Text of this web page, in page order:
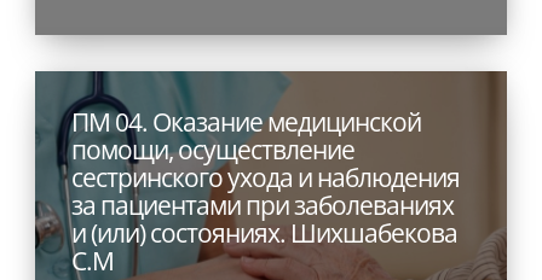
ПМ 04. Оказание медицинской
помощи, осуществление
сестринского ухода и наблюдения
за пациентами при заболеваниях
и (или) состояниях. Шихшабекова
С.М